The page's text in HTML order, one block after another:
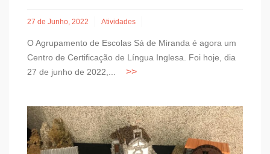
27 de Junho, 2022 Atividades
O Agrupamento de Escolas Sá de Miranda é agora um
Centro de Certificação de Língua Inglesa. Foi hoje, dia
27 de junho de 2022,...